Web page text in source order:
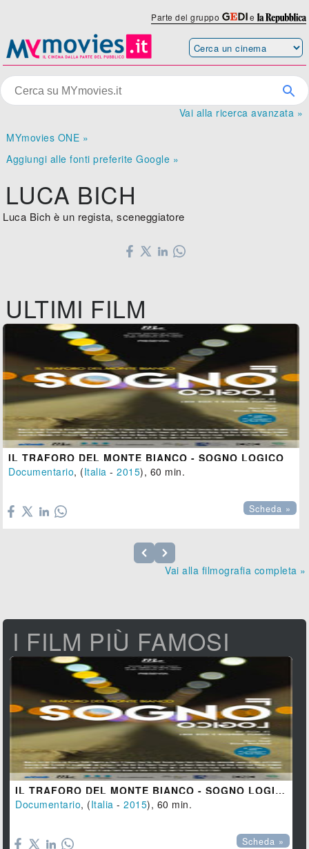
Parte del gruppo e
Vai alla ricerca avanzata »
MYmovies ONE »
Aggiungi alle fonti preferite Google »
LUCA BICH
Luca Bich è un regista, sceneggiatore
ULTIMI FILM
IL TRAFORO DEL MONTE BIANCO - SOGNO LOGICO
Documentario, (Italia -2015), 60 min.
Scheda »
Vai alla filmografia completa »
I FILM PIÙ FAMOSI
IL TRAFORO DEL MONTE BIANCO - SOGNO LOGICO
Documentario, (Italia -2015), 60 min.
Scheda »